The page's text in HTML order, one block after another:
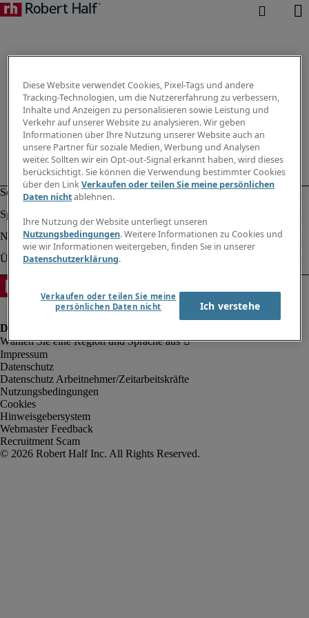
Impressum
Datenschutz
Datenschutz Arbeitnehmer/Zeitarbeitskräfte
Nutzungsbedingungen
Cookies
Hinweisgebersystem
Webmaster Feedback
Recruitment Scam
Diese Website verwendet Cookies, Pixel-Tags und andere
Tracking-Technologien, um die Nutzererfahrung zu verbessern,
Inhalte und Anzeigen zu personalisieren sowie Leistung und
Verkehr auf unserer Website zu analysieren. Wir geben
Informationen über Ihre Nutzung unserer Website auch an
unsere Partner für soziale Medien, Werbung und Analysen
weiter. Sollten wir ein Opt-out-Signal erkannt haben, wird dieses
berücksichtigt. Sie können die Verwendung bestimmter Cookies
über den LinkVerkaufen oder teilen Sie meine persönlichen
Daten nichtablehnen.
Ihre Nutzung der Website unterliegt unseren
Nutzungsbedingungen. Weitere Informationen zu Cookies und
wie wir Informationen weitergeben, finden Sie in unserer
Datenschutzerklärung.
Verkaufen oder teilen Sie meine
persönlichen Daten nicht
Ich verstehe